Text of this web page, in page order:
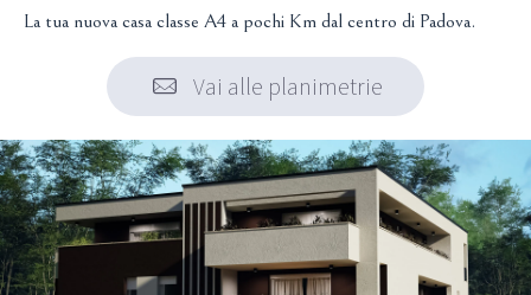
La tua nuova casa classe A4 a pochi Km dal centro di Padova.
Vai alle planimetrie